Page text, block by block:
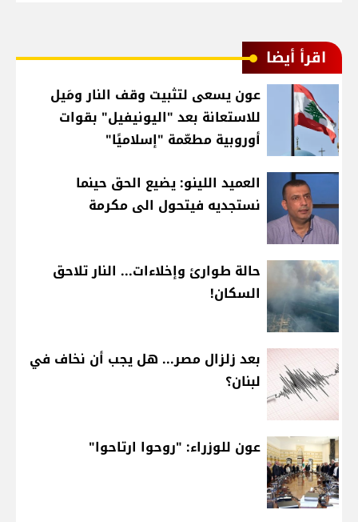
اقرأ أيضا
عون يسعى لتثبيت وقف النار ومَيل
للاستعانة بعد "اليونيفيل" بقوات
أوروبية مطعّمة "إسلاميًا"
العميد اللينو: يضيع الحق حينما
نستجديه فيتحول الى مكرمة
حالة طوارئ وإخلاءات... النار تلاحق
السكان!
بعد زلزال مصر... هل يجب أن نخاف في
لبنان؟
عون للوزراء: "روحوا ارتاحوا"